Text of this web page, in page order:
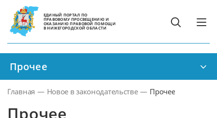
ЕДИНЫЙ ПОРТАЛ ПО
ПРАВОВОМУ ПРОСВЕЩЕНИЮ И
ОКАЗАНИЮ ПРАВОВОЙ ПОМОЩИ
В НИЖЕГОРОДСКОЙ ОБЛАСТИ
Прочее
Главная — Новое в законодательстве — Прочее
Прочее